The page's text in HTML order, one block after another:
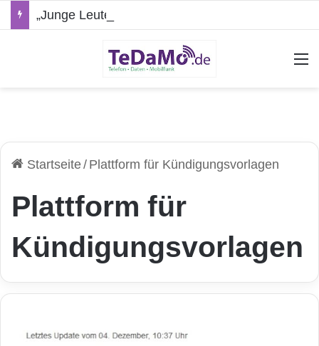
Startseite/ Plattform für Kündigungsvorlagen
Plattform für
Kündigungsvorlagen